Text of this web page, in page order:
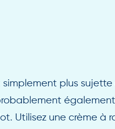
plus
Utilisez une crème à